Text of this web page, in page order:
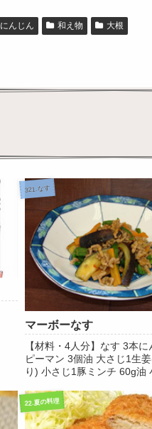
にんじん 和え物 大根
321.なす
マーボーなす
【材料・4人分】なす 3本
ピーマン 3個油 大さじ1生
り) 小さじ1豚ミンチ 60g油
素 少々みそ 大さじ1さとう
板醤 小さじ1.5水溶き片栗粉
ま...
22.夏の料理